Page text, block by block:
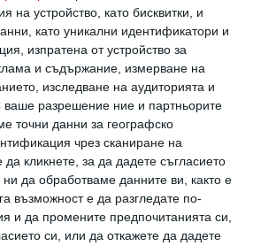
на устройство, като бисквитки, и
като уникални идентификатори и
изпратена от устройство за
и съдържание, измерване на
изследване на аудиторията и
ваше разрешение ние и партньорите
точни данни за географско
чрез сканиране на
кликнете, за да дадете съгласието
да обработваме данните ви, както е
възможност е да разгледате по-
и да промените предпочитанията си,
си, или да откажете да дадете
да си оправя леглото –
да облича завивката и
да сортира дрехите по
прах за пране и
да сложи и къде, както